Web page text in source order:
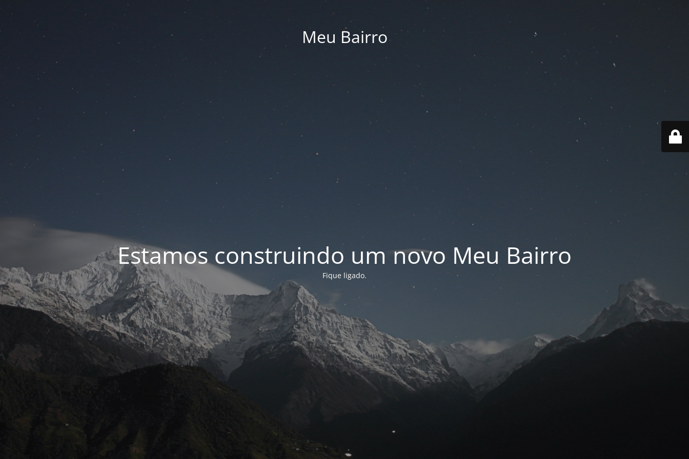
Meu Bairro
Estamos construindo um novo Meu Bairro
Fique ligado.